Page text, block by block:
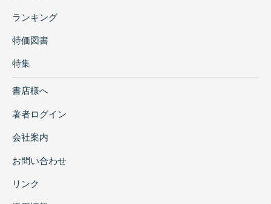
ランキング
特価図書
特集
書店様へ
著者ログイン
会社案内
お問い合わせ
リンク